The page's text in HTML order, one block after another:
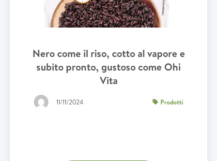
Nero come il riso, cotto al vapore e
subito pronto, gustoso come Ohi
Vita
11/11/2024 Prodotti